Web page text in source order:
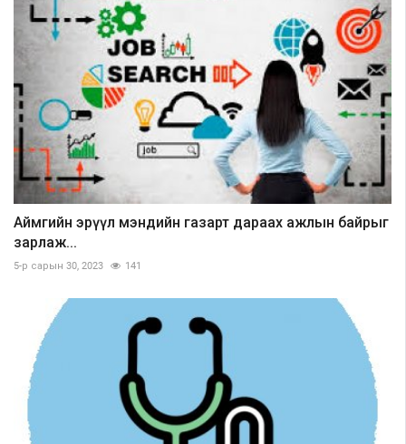
Аймгийн эрүүл мэндийн газарт дараах ажлын байрыг
зарлаж...
5-р сарын 30, 2023 141